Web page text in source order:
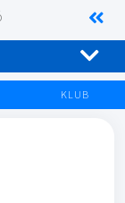
KLUB